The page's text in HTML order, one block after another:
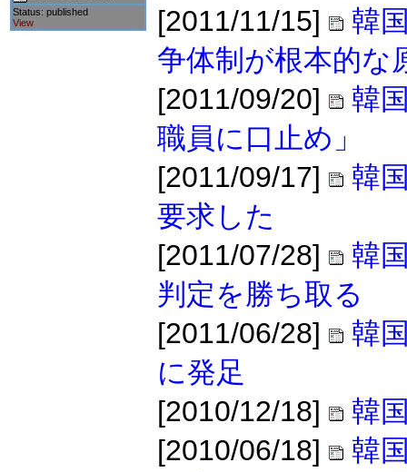
Status: published
View
[2011/11/15]
韓
争体制が根本的な
[2011/09/20]
韓
職員に口止め」
[2011/09/17]
韓
要求した
[2011/07/28]
韓
判定を勝ち取る
[2011/06/28]
韓
に発足
[2010/12/18]
韓
[2010/06/18]
韓